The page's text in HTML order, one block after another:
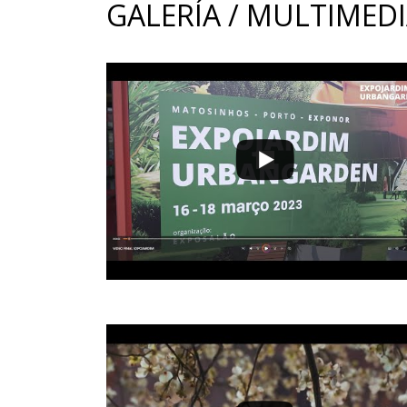
GALERÍA /